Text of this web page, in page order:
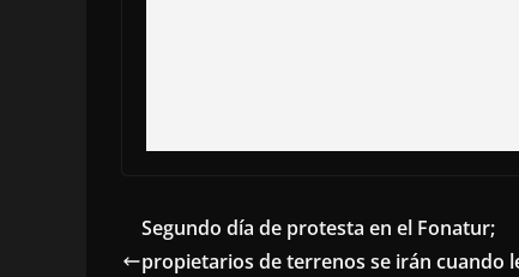
Segundo día de protesta en el Fonatur;
propietarios de terrenos se irán cuando